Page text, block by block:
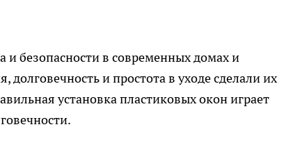
и безопасности в современных домах и
и простота в уходе сделали их
установка пластиковых окон играет